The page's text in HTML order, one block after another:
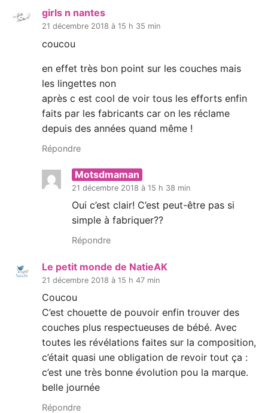
girls n nantes
21 décembre 2018 à 15 h 35 min
coucou
en effet très bon point sur les couches mais
les lingettes non
après c est cool de voir tous les efforts enfin
faits par les fabricants car on les réclame
depuis des années quand même !
Répondre
Motsdmaman
21 décembre 2018 à 15 h 38 min
Oui c’est clair! C’est peut-être pas si
simple à fabriquer??
Répondre
Le petit monde de NatieAK
21 décembre 2018 à 15 h 47 min
Coucou
C’est chouette de pouvoir enfin trouver des
couches plus respectueuses de bébé. Avec
toutes les révélations faites sur la composition,
c’était quasi une obligation de revoir tout ça :
c’est une très bonne évolution pou la marque.
belle journée
Répondre